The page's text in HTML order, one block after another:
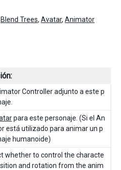
Blend Trees, Avatar, Animator
Controller adjunto a este p
para este personaje. (Si el An
está utilizado para animar un p
humanoide)
whether to control the characte
and rotation from the anim